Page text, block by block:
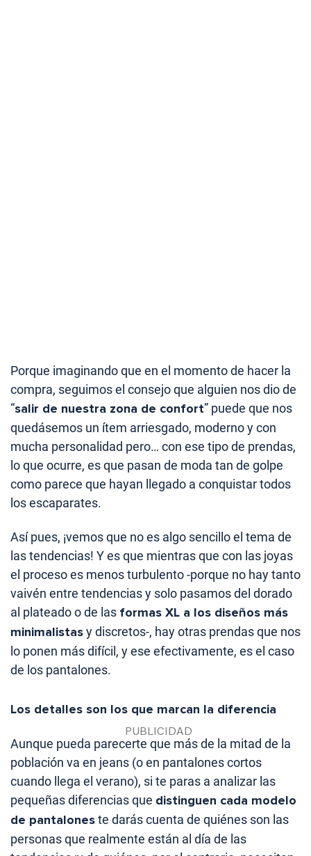
Porque imaginando que en el momento de hacer la
compra, seguimos el consejo que alguien nos dio de
“salir de nuestra zona de confort” puede que nos
quedásemos un ítem arriesgado, moderno y con
mucha personalidad pero… con ese tipo de prendas,
lo que ocurre, es que pasan de moda tan de golpe
como parece que hayan llegado a conquistar todos
los escaparates.
Así pues, ¡vemos que no es algo sencillo el tema de
las tendencias! Y es que mientras que con las joyas
el proceso es menos turbulento -porque no hay tanto
vaivén entre tendencias y solo pasamos del dorado
al plateado o de las formas XL a los diseños más
minimalistasy discretos-, hay otras prendas que nos
lo ponen más difícil, y ese efectivamente, es el caso
de los pantalones.
Los detalles son los que marcan la diferencia
Aunque pueda parecerte que más de la mitad de la
población va en jeans (o en pantalones cortos
cuando llega el verano), si te paras a analizar las
pequeñas diferencias que distinguen cada modelo
de pantaloneste darás cuenta de quiénes son las
personas que realmente están al día de las